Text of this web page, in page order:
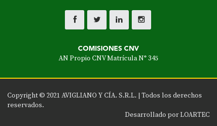
COMISIONES CNV
AN Propio CNV Matrícula N° 345
Copyright © 2021 AVIGLIANO Y CÍA. S.R.L. | Todos los derechos
reservados.
Desarrollado porLOARTEC